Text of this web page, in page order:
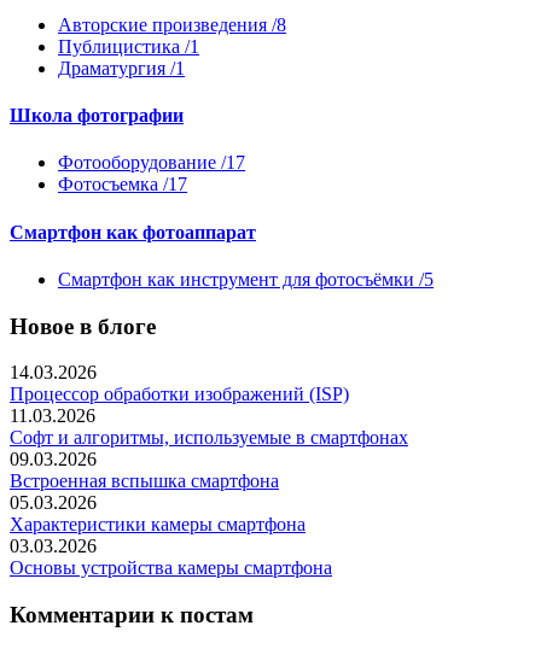
Авторские произведения /8
Публицистика /1
Драматургия /1
Школа фотографии
Фотооборудование /17
Фотосъемка /17
Смартфон как фотоаппарат
Смартфон как инструмент для фотосъёмки /5
Новое в блоге
14.03.2026
Процессор обработки изображений (ISP)
11.03.2026
Софт и алгоритмы, используемые в смартфонах
09.03.2026
Встроенная вспышка смартфона
05.03.2026
Характеристики камеры смартфона
03.03.2026
Основы устройства камеры смартфона
Комментарии к постам